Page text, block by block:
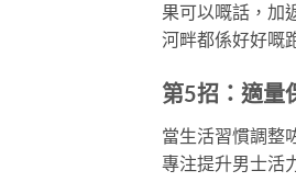
果可以嘅話，加
河畔都係好好嘅
第5招：適量
當生活習慣調整
專注提升男士活